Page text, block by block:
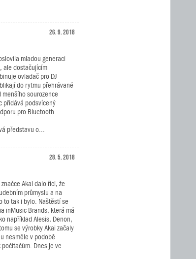
26. 9. 2018
mladou generaci
ale dostačujícím
ovladač pro DJ
do rytmu přehrávané
menšího sourozence
přidává podsvícený
pro Bluetooth
představu o...
28. 5. 2018
Akai dalo říci, že
průmyslu a na
to tak i bylo. Naštěstí se
inMusic Brands, která má
například Alesis, Denon,
se výrobky Akai začaly
nesměle v podobě
Dnes je ve